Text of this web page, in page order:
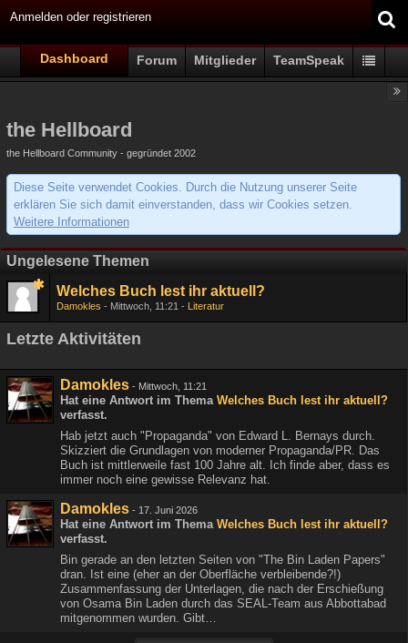
Anmelden oder registrieren
Dashboard Forum Mitglieder TeamSpeak
the Hellboard
the Hellboard Community - gegründet 2002
Diese Seite verwendet Cookies. Durch die Nutzung unserer Seite
erklären Sie sich damit einverstanden, dass wir Cookies setzen.
Weitere Informationen
Ungelesene Themen
Welches Buch lest ihr aktuell?
Damokles Mittwoch, 11:21 Literatur
Letzte Aktivitäten
Damokles - Mittwoch, 11:21
Hat eine Antwort im Thema Welches Buch lest ihr aktuell?
verfasst.
Hab jetzt auch "Propaganda" von Edward L. Bernays durch.
Skizziert die Grundlagen von moderner Propaganda/PR. Das
Buch ist mittlerweile fast 100 Jahre alt. Ich finde aber, dass es
immer noch eine gewisse Relevanz hat.
Damokles - 17. Juni 2026
Hat eine Antwort im Thema Welches Buch lest ihr aktuell?
verfasst.
Bin gerade an den letzten Seiten von "The Bin Laden Papers"
dran. Ist eine (eher an der Oberfläche verbleibende?!)
Zusammenfassung der Unterlagen, die nach der Erschießung
von Osama Bin Laden durch das SEAL-Team aus Abbottabad
mitgenommen wurden. Gibt…